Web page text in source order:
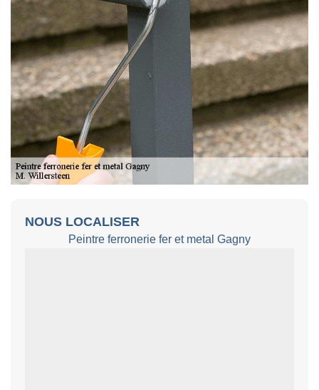
NOUS LOCALISER
Peintre ferronerie fer et metal Gagny